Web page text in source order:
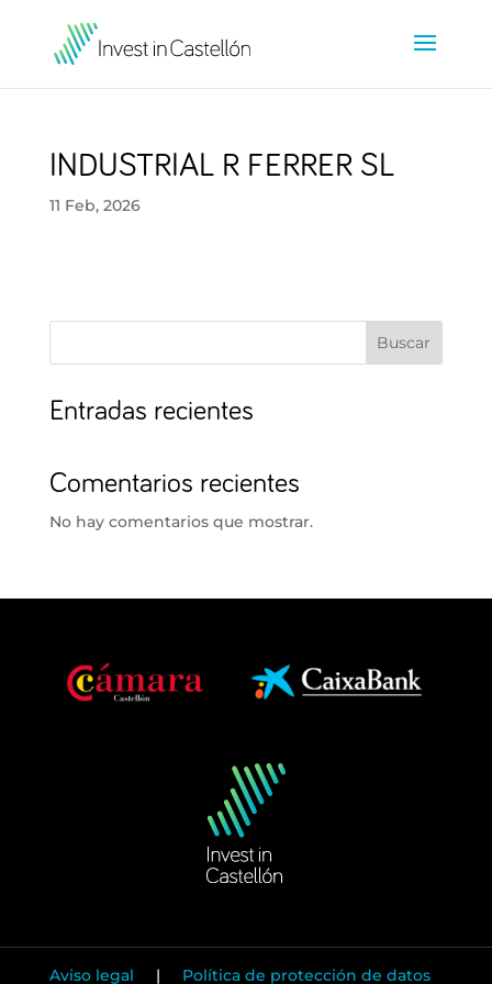
INDUSTRIAL R FERRER SL
11 Feb, 2026
Buscar
Entradas recientes
Comentarios recientes
No hay comentarios que mostrar.
Aviso legal | Política de protección de datos